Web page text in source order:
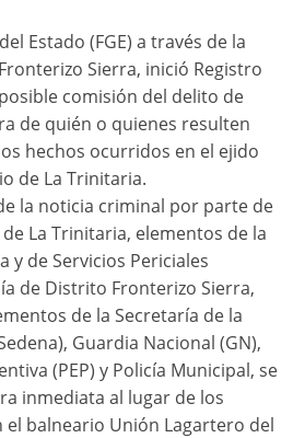
Estado (FGE) a través de la
Sierra, inició Registro
comisión del delito de
de quién o quienes resulten
hechos ocurridos en el ejido
de La Trinitaria.
la noticia criminal por parte de
La Trinitaria, elementos de la
y de Servicios Periciales
de Distrito Fronterizo Sierra,
de la Secretaría de la
Guardia Nacional (GN),
(PEP) y Policía Municipal, se
inmediata al lugar de los
el balneario Unión Lagartero del